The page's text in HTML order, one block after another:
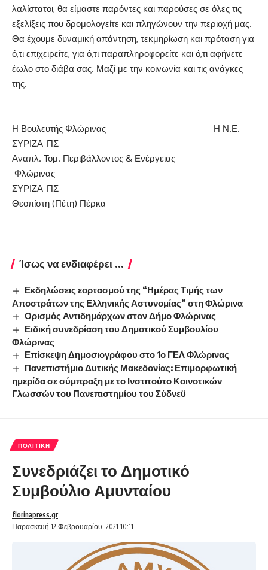
λαλίστατοι, θα είμαστε παρόντες και παρούσες σε όλες τις
εξελίξεις που δρομολογείτε και πληγώνουν την περιοχή μας.
Θα έχουμε δυναμική απάντηση, τεκμηρίωση και πρόταση για
ό,τι επιχειρείτε, για ό,τι παραπληροφορείτε και ό,τι αφήνετε
έωλο στο διάβα σας. Μαζί με την κοινωνία και τις ανάγκες
της.
Η Βουλευτής Φλώρινας Η Ν.Ε.
ΣΥΡΙΖΑ-ΠΣ
Αναπλ. Τομ. Περιβάλλοντος & Ενέργειας
Φλώρινας
ΣΥΡΙΖΑ-ΠΣ
Θεοπίστη (Πέτη) Πέρκα
Ίσως να ενδιαφέρει ...
Εκδηλώσεις εορτασμού της “Ημέρας Τιμής των
Αποστράτων της Ελληνικής Αστυνομίας” στη Φλώρινα
Ορισμός Αντιδημάρχων στον Δήμο Φλώρινας
Ειδική συνεδρίαση του Δημοτικού Συμβουλίου
Φλώρινας
Επίσκεψη Δημοσιογράφου στο 1ο ΓΕΛ Φλώρινας
Πανεπιστήμιο Δυτικής Μακεδονίας: Επιμορφωτική
ημερίδα σε σύμπραξη με το Ινστιτούτο Κοινοτικών
Γλωσσών του Πανεπιστημίου του Σύδνεϋ
ΠΟΛΙΤΙΚΉ
Συνεδριάζει το Δημοτικό
Συμβούλιο Αμυνταίου
Παρασκευή 12 Φεβρουαρίου, 2021 10:11
florinapress.gr